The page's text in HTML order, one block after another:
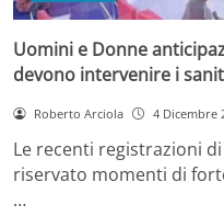
Uomini e Donne
devono intervenire i
Roberto Arciola 4 Dicembre
Le recenti registrazioni
riservato momenti di
…